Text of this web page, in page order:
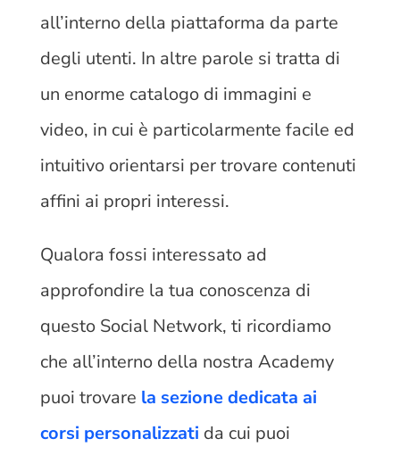
all’interno della piattaforma da parte
degli utenti. In altre parole si tratta di
un enorme catalogo di immagini e
video, in cui è particolarmente facile ed
intuitivo orientarsi per trovare contenuti
affini ai propri interessi.
Qualora fossi interessato ad
approfondire la tua conoscenza di
questo Social Network, ti ricordiamo
che all’interno della nostra Academy
puoi trovare la sezione dedicata ai
corsi personalizzati da cui puoi